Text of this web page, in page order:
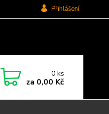
Přihlášení
0ks
za 0,00 Kč